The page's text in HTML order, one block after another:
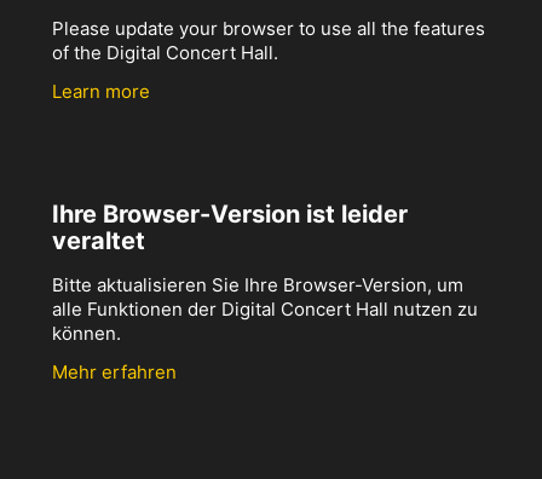
Please update your browser to use all the features
of the Digital Concert Hall.
Learn more
Ihre Browser-Version ist leider
veraltet
Bitte aktualisieren Sie Ihre Browser-Version, um
alle Funktionen der Digital Concert Hall nutzen zu
können.
Mehr erfahren